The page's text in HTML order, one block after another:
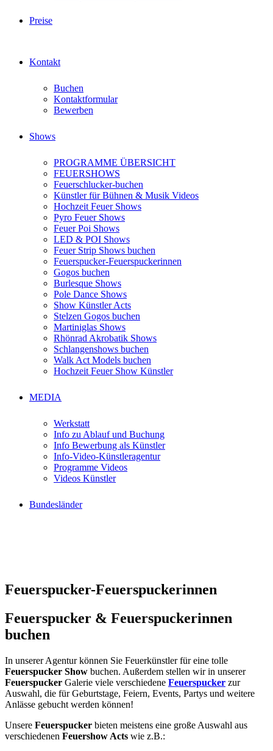
Preise
Kontakt
Buchen
Kontaktformular
Bewerben
Shows
PROGRAMME ÜBERSICHT
FEUERSHOWS
Feuerschlucker-buchen
Künstler für Bühnen & Musik Videos
Hochzeit Feuer Shows
Pyro Feuer Shows
Feuer Poi Shows
LED & POI Shows
Feuer Strip Shows buchen
Feuerspucker-Feuerspuckerinnen
Gogos buchen
Burlesque Shows
Pole Dance Shows
Show Künstler Acts
Stelzen Gogos buchen
Martiniglas Shows
Rhönrad Akrobatik Shows
Schlangenshows buchen
Walk Act Models buchen
Hochzeit Feuer Show Künstler
MEDIA
Werkstatt
Info zu Ablauf und Buchung
Info Bewerbung als Künstler
Info-Video-Künstleragentur
Programme Videos
Videos Künstler
Bundesländer
Feuerspucker-Feuerspuckerinnen
Feuerspucker & Feuerspuckerinnen
buchen
In unserer Agentur können Sie Feuerkünstler für eine tolle
Feuerspucker Show buchen. Außerdem stellen wir in unserer
Feuerspucker Galerie viele verschiedene Feuerspucker zur
Auswahl, die für Geburtstage, Feiern, Events, Partys und weitere
Anlässe gebucht werden können!
Unsere Feuerspucker bieten meistens eine große Auswahl aus
verschiedenen Feuershow Acts wie z.B.: